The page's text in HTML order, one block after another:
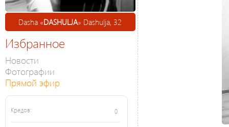
Dasha «DASHULJA» Dashulja, 32
Избранное
Новости
Фотографии
Прямой эфир
Кредов: 0